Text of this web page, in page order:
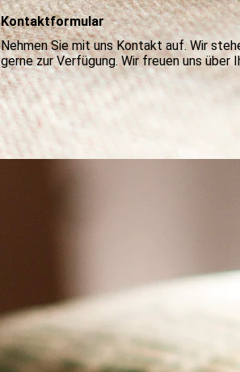
Kontaktformular
Nehmen Sie mit uns Kontakt auf. Wir
gerne zur Verfügung. Wir freuen uns über